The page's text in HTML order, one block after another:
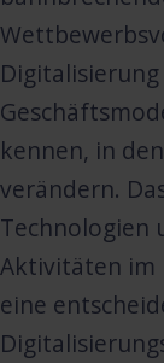
kennen, in
verändern.
Technologien
Aktivitäten im
eine